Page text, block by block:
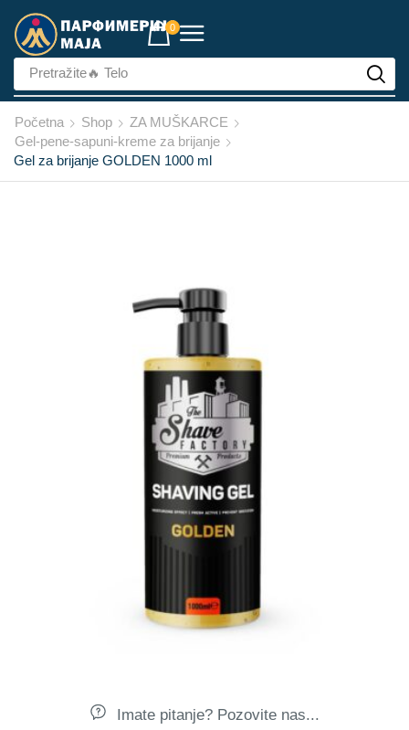
0
Pretražite🔥 Telo
Početna Shop
ZA MUŠKARCE
Gel-pene-sapuni-kreme za brijanje
Gel za brijanje GOLDEN 1000 ml
Imate pitanje? Pozovite nas...